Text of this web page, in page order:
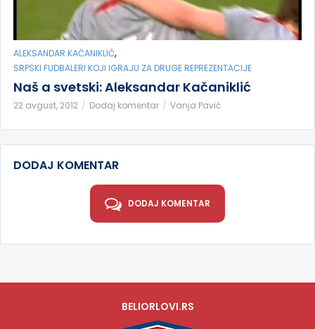
ALEKSANDAR KAČANIKLIĆ,
SRPSKI FUDBALERI KOJI IGRAJU ZA DRUGE REPREZENTACIJE
Naš a svetski: Aleksandar Kačaniklić
22 avgust, 2012 Dodaj komentar Vanja Pavić
DODAJ KOMENTAR
DODAJ KOMENTAR
BELIORLOVI.RS